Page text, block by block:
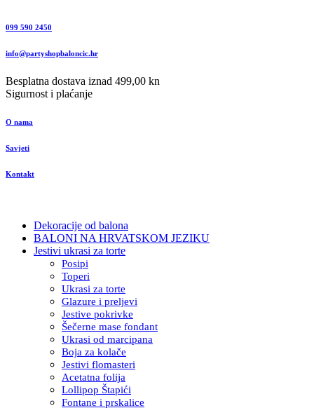
099 590 2450
info@partyshopbaloncic.hr
Besplatna dostava iznad 499,00 kn
Sigurnost i plaćanje
O nama
Savjeti
Kontakt
Dekoracije od balona
BALONI NA HRVATSKOM JEZIKU
Jestivi ukrasi za torte
Posipi
Toperi
Ukrasi za torte
Glazure i preljevi
Jestive pokrivke
Šečerne mase fondant
Ukrasi od marcipana
Boja za kolače
Jestivi flomasteri
Acetatna folija
Lollipop Štapići
Fontane i prskalice